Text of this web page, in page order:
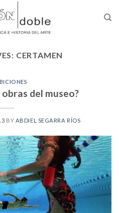
CERTAMEN
del museo?
BY ABDIEL SEGARRA RÍOS